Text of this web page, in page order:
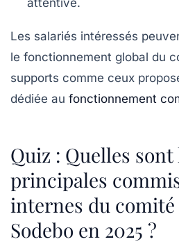
attentive.
Les salariés intéressés
le fonctionnement global du
supports comme ceux
dédiée au fonctionnement
Quiz : Quelles sont
principales
internes du comité
Sodebo en 2025 ?